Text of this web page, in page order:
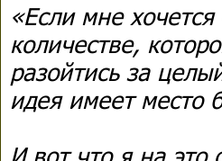
«Если мне
количестве,
разойтись за
идея имеет место